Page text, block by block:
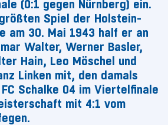
(0:1 gegen Nürnberg) ein.
Spiel der Holstein-
am 30. Mai 1943 half er an
Walter, Werner Basler,
Hain, Leo Möschel und
Linken mit, den damals
Schalke 04 im Viertelfinale
mit 4:1 vom